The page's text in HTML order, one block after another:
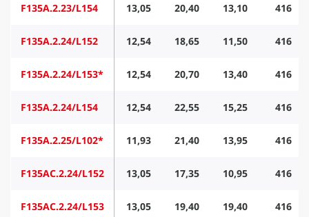
F135A.2.23/L154 13,05 20,40 13,10 416
F135A.2.24/L152 12,54 18,65 11,50 416
F135A.2.24/L153* 12,54 20,70 13,40 416
F135A.2.24/L154 12,54 22,55 15,25 416
F135A.2.25/L102* 11,93 21,40 13,95 416
F135AC.2.24/L152 13,05 17,35 10,95 416
F135AC.2.24/L153 13,05 19,40 19,40 416